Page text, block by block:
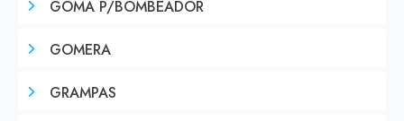
GOMA P/BOMBEADOR
GOMERA
GRAMPAS